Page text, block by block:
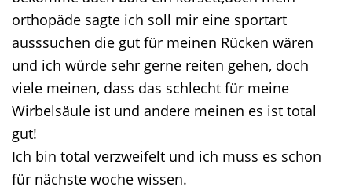
orthopäde sagte ich soll mir eine sportart
ausssuchen die gut für meinen Rücken wären
und ich würde sehr gerne reiten gehen, doch
viele meinen, dass das schlecht für meine
Wirbelsäule ist und andere meinen es ist total
gut!
Ich bin total verzweifelt und ich muss es schon
für nächste woche wissen.